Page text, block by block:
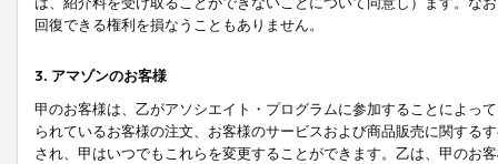
回復できる権利を損なうこともありません。
3. アマゾンのお客様
甲のお客様は、乙がアソシエイト・プログラムに参加することによっ
られているお客様の注文、お客様のサービスおよび商品販売に関する
され、甲はいつでもこれらを変更することができます。乙は、甲のお